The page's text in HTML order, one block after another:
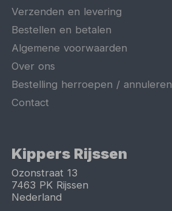
Verzenden en levering
Bestellen en betalen
Algemene voorwaarden
Over ons
Bestelling herroepen / annuleren
Contact
Kippers Rijssen
Ozonstraat 13
7463 PK Rijssen
Nederland